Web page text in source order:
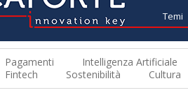
Temi
Pagamenti Intelligenza Artificiale
Fintech
Sostenibilità Cultura